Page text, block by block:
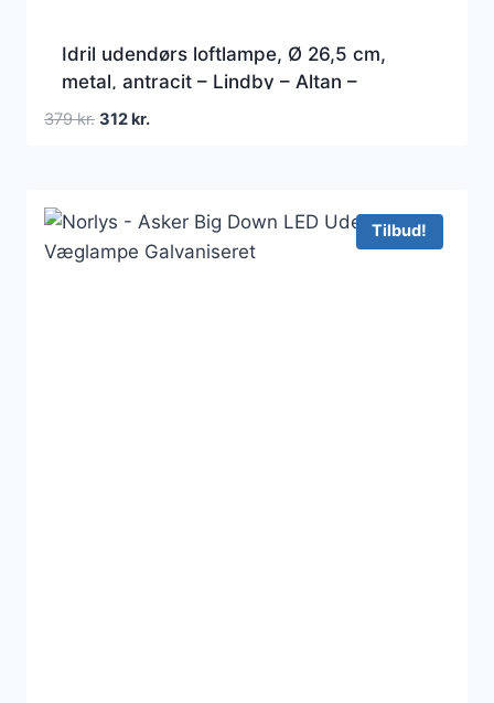
Idril udendørs loftlampe, Ø 26,5 cm,
metal, antracit – Lindby – Altan –
Moderne – Aluminium – Plafond
379kr. Den
379 kr..
312kr.
312 kr..
Tilbud!